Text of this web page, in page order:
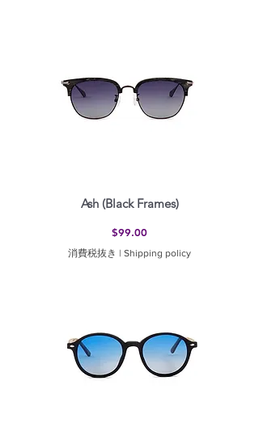
Ash (Black Frames)
価格
$99.00
消費税抜き | Shipping policy